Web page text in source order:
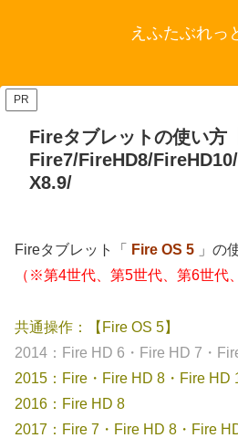
えふたぶれっ
PR
Fireタブレットの使い方
Fire7/FireHD8/
X8.9/
Fireタブレット「 Fire OS 5 」の
（※第4世代、第5世代、第6世代
共通操作：【Fire OS 5】
2014：Fire HD 6・Fire HD 7・
2015：Fire・Fire HD 8・Fire HD
2016：Fire HD 8
2017：Fire 7・Fire HD 8・Fire